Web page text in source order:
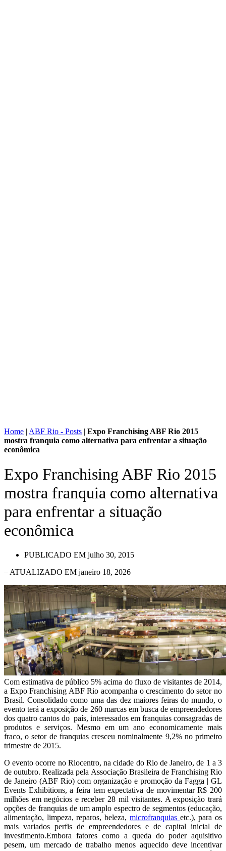
Home | ABF Rio - Posts | Expo Franchising ABF Rio 2015
mostra franquia como alternativa para enfrentar a situação
econômica
Expo Franchising ABF Rio 2015
mostra franquia como alternativa
para enfrentar a situação
econômica
PUBLICADO EM julho 30, 2015
– ATUALIZADO EM janeiro 18, 2026
Com estimativa de público 5% acima do fluxo de visitantes de 2014,
a Expo Franchising ABF Rio acompanha o crescimento do setor no
Brasil. Consolidado como uma das dez maiores feiras do mundo, o
evento terá a exposição de 260 marcas em busca de empreendedores
dos quatro cantos do país, interessados em franquias consagradas de
produtos e serviços. Mesmo em um ano economicamente mais
fraco, o setor de franquias cresceu nominalmente 9,2% no primeiro
trimestre de 2015.
O evento ocorre no Riocentro, na cidade do Rio de Janeiro, de 1 a 3
de outubro. Realizada pela Associação Brasileira de Franchising Rio
de Janeiro (ABF Rio) com organização e promoção da Fagga | GL
Events Exhibitions, a feira tem expectativa de movimentar R$ 200
milhões em negócios e receber 28 mil visitantes. A exposição trará
opções de franquias de um amplo espectro de segmentos (educação,
alimentação, limpeza, reparos, beleza, microfranquias etc.), para os
mais variados perfis de empreendedores e de capital inicial de
investimento.Embora fatores como a queda do poder aquisitivo
pesem, um mercado de trabalho menos aquecido deve incentivar